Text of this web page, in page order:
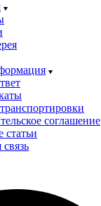
соглашение
статьи